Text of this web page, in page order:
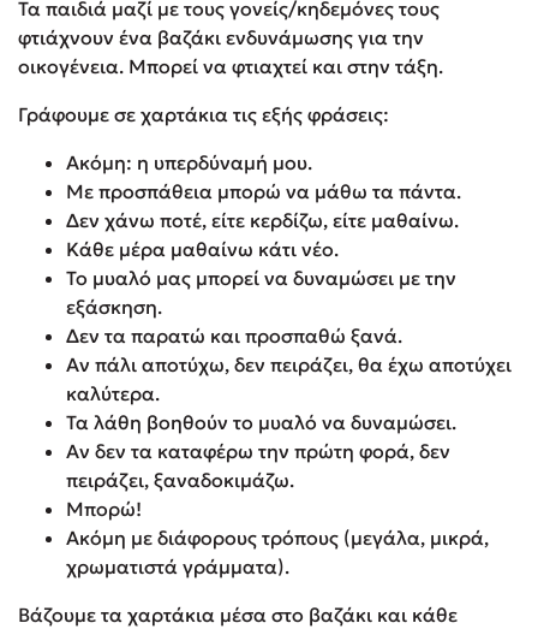
Τα παιδιά μαζί με τους γονείς/κηδεμόνες τους
φτιάχνουν ένα βαζάκι ενδυνάμωσης για την
οικογένεια. Μπορεί να φτιαχτεί και στην τάξη.
Γράφουμε σε χαρτάκια τις εξής φράσεις:
Ακόμη: η υπερδύναμή µου.
Με προσπάθεια μπορώ να μάθω τα πάντα.
Δεν χάνω ποτέ, είτε κερδίζω, είτε μαθαίνω.
Κάθε μέρα μαθαίνω κάτι νέο.
Το μυαλό µας μπορεί να δυναμώσει µε την
εξάσκηση.
Δεν τα παρατώ και προσπαθώ ξανά.
Αν πάλι αποτύχω, δεν πειράζει, θα έχω αποτύχει
καλύτερα.
Τα λάθη βοηθούν το μυαλό να δυναμώσει.
Αν δεν τα καταφέρω την πρώτη φορά, δεν
πειράζει, ξαναδοκιμάζω.
Μπορώ!
Ακόμη µε διάφορους τρόπους (μεγάλα, μικρά,
χρωματιστά γράμματα).
Βάζουμε τα χαρτάκια μέσα στο βαζάκι και κάθε